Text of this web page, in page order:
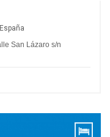
San Lázaro s/n